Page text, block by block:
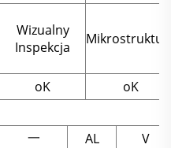
Wizualny
Inspekcja
oK
oK
一 AL
V